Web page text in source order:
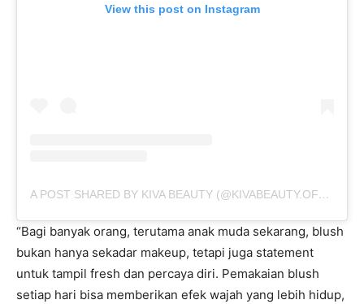
View this post on Instagram
A POST SHARED BY KIVA BEAUTY (@KIVABEAUTY.OFFICIAL)
“Bagi banyak orang, terutama anak muda sekarang, blush
bukan hanya sekadar makeup, tetapi juga statement
untuk tampil fresh dan percaya diri. Pemakaian blush
setiap hari bisa memberikan efek wajah yang lebih hidup,